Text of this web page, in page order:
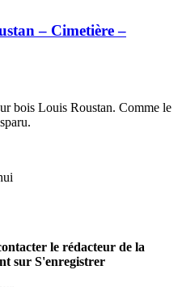
– Cimetière –
bois Louis Roustan. Comme le
le rédacteur de la
sur S'enregistrer